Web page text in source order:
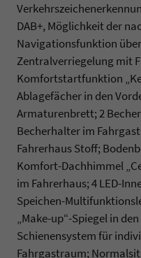
DAB+, Möglichkeit der
Navigationsfunktion
Zentralverriegelung mit
Komfortstartfunktion
Ablagefächer in den
Armaturenbrett; 2
Becherhalter im
Fahrerhaus Stoff;
Komfort-Dachhimmel
im Fahrerhaus; 4 LED-
Speichen-
„Make-up“-Spiegel in
Schienensystem für
Fahrgastraum;